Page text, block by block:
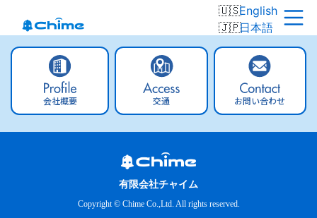
English
日本語
会社概要 交通 お問い合わせ
有限会社チャイム
Copyright © Chime Co.,Ltd. All rights reserved.